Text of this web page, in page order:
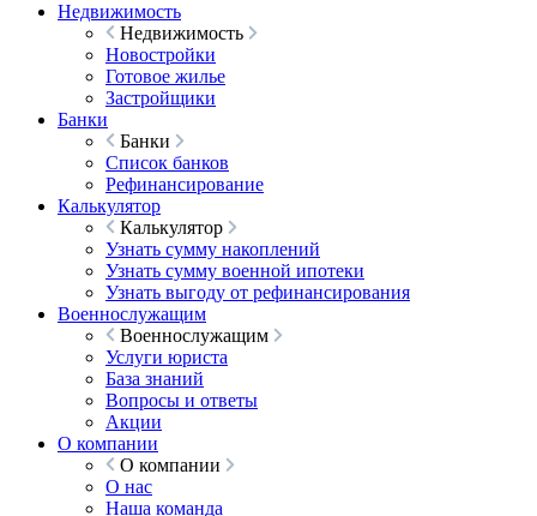
Недвижимость
Недвижимость
Новостройки
Готовое жилье
Застройщики
Банки
Банки
Список банков
Рефинансирование
Калькулятор
Калькулятор
Узнать сумму накоплений
Узнать сумму военной ипотеки
Узнать выгоду от рефинансирования
Военнослужащим
Военнослужащим
Услуги юриста
База знаний
Вопросы и ответы
Акции
О компании
О компании
О нас
Наша команда